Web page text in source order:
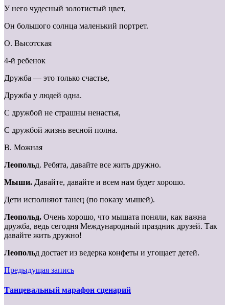
У него чудесный золотистый цвет,
Он большого солнца маленький портрет.
О. Высотская
4-й ребенок
Дружба — это только счастье,
Дружба у людей одна.
С дружбой не страшны ненастья,
С дружбой жизнь весной полна.
В. Можная
Леопольд. Ребята, давайте все жить дружно.
Мыши. Давайте, давайте и всем нам будет хорошо.
Дети исполняют танец (по показу мышей).
Леопольд. Очень хорошо, что мышата поняли, как важна
дружба, ведь сегодня Международный праздник друзей. Так
давайте жить дружно!
Леопольд достает из ведерка конфеты и угощает детей.
Предыдущая запись
Танцевальный марафон сценарий